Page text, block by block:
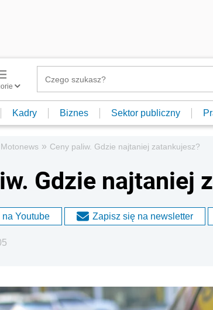
Kadry Biznes Sektor publiczny
Motonews » Ceny paliw. Gdzie najtaniej zatankujesz?
Gdzie najtaniej
Youtube Zapisz się na newsletter